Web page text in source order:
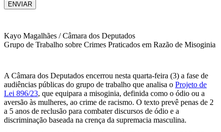
ENVIAR
Kayo Magalhães / Câmara dos Deputados
Grupo de Trabalho sobre Crimes Praticados em Razão de Misoginia
A Câmara dos Deputados encerrou nesta quarta-feira (3) a fase de
audiências públicas do grupo de trabalho que analisa o Projeto de
Lei 896/23, que equipara a misoginia, definida como o ódio ou a
aversão às mulheres, ao crime de racismo. O texto prevê penas de 2
a 5 anos de reclusão para combater discursos de ódio e a
discriminação baseada na crença da supremacia masculina.